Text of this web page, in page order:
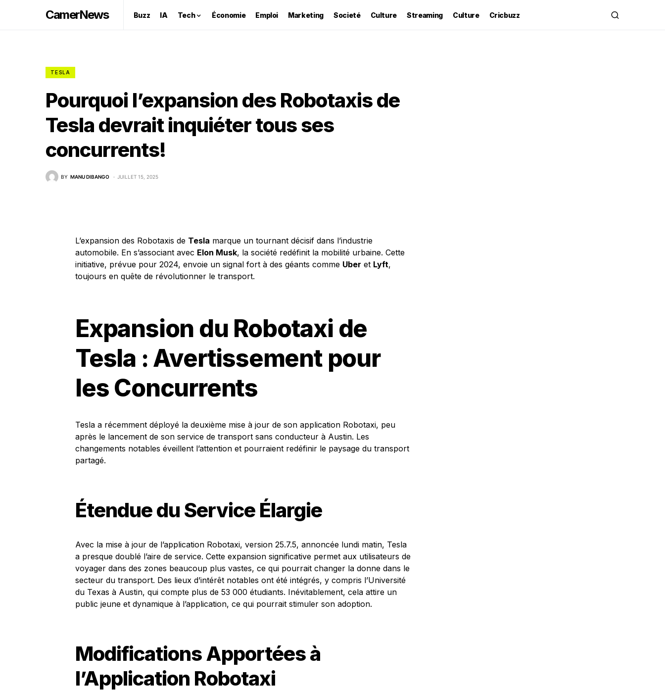
CamerNews Buzz IA Tech Économie Emploi Marketing Societé Culture Streaming Culture Cricbuzz
TESLA
Pourquoi l’expansion des Robotaxis de
Tesla devrait inquiéter tous ses
concurrents!
BY MANU DIBANGO JUILLET 15, 2025
L’expansion des Robotaxis de Tesla marque un tournant décisif dans l’industrie
automobile. En s’associant avec Elon Musk, la société redéfinit la mobilité urbaine. Cette
initiative, prévue pour 2024, envoie un signal fort à des géants comme Uber et Lyft,
toujours en quête de révolutionner le transport.
Expansion du Robotaxi de
Tesla : Avertissement pour
les Concurrents
Tesla a récemment déployé la deuxième mise à jour de son application Robotaxi, peu
après le lancement de son service de transport sans conducteur à Austin. Les
changements notables éveillent l’attention et pourraient redéfinir le paysage du transport
partagé.
Étendue du Service Élargie
Avec la mise à jour de l’application Robotaxi, version 25.7.5, annoncée lundi matin, Tesla
a presque doublé l’aire de service. Cette expansion significative permet aux utilisateurs de
voyager dans des zones beaucoup plus vastes, ce qui pourrait changer la donne dans le
secteur du transport. Des lieux d’intérêt notables ont été intégrés, y compris l’Université
du Texas à Austin, qui compte plus de 53 000 étudiants. Inévitablement, cela attire un
public jeune et dynamique à l’application, ce qui pourrait stimuler son adoption.
Modifications Apportées à
l’Application Robotaxi